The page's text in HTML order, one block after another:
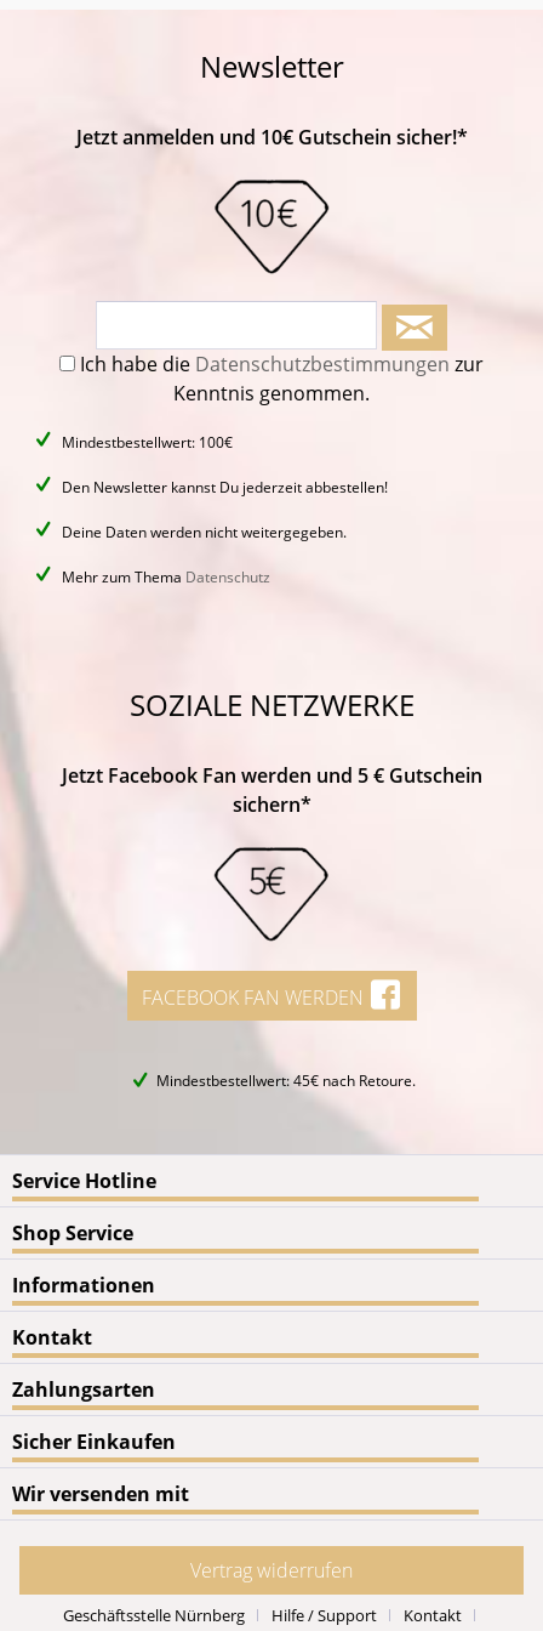
Newsletter
Jetzt anmelden und 10€ Gutschein sicher!*
Ich habe die Datenschutzbestimmungen zur
Kenntnis genommen.
Mindestbestellwert: 100€
Den Newsletter kannst Du jederzeit abbestellen!
Deine Daten werden nicht weitergegeben.
Mehr zum Thema Datenschutz
SOZIALE NETZWERKE
Jetzt Facebook Fan werden und 5 € Gutschein
sichern*
FACEBOOK FAN WERDEN
Mindestbestellwert: 45€ nach Retoure.
Service Hotline
Shop Service
Informationen
Kontakt
Zahlungsarten
Sicher Einkaufen
Wir versenden mit
Vertrag widerrufen
Geschäftsstelle Nürnberg Hilfe / Support Kontakt